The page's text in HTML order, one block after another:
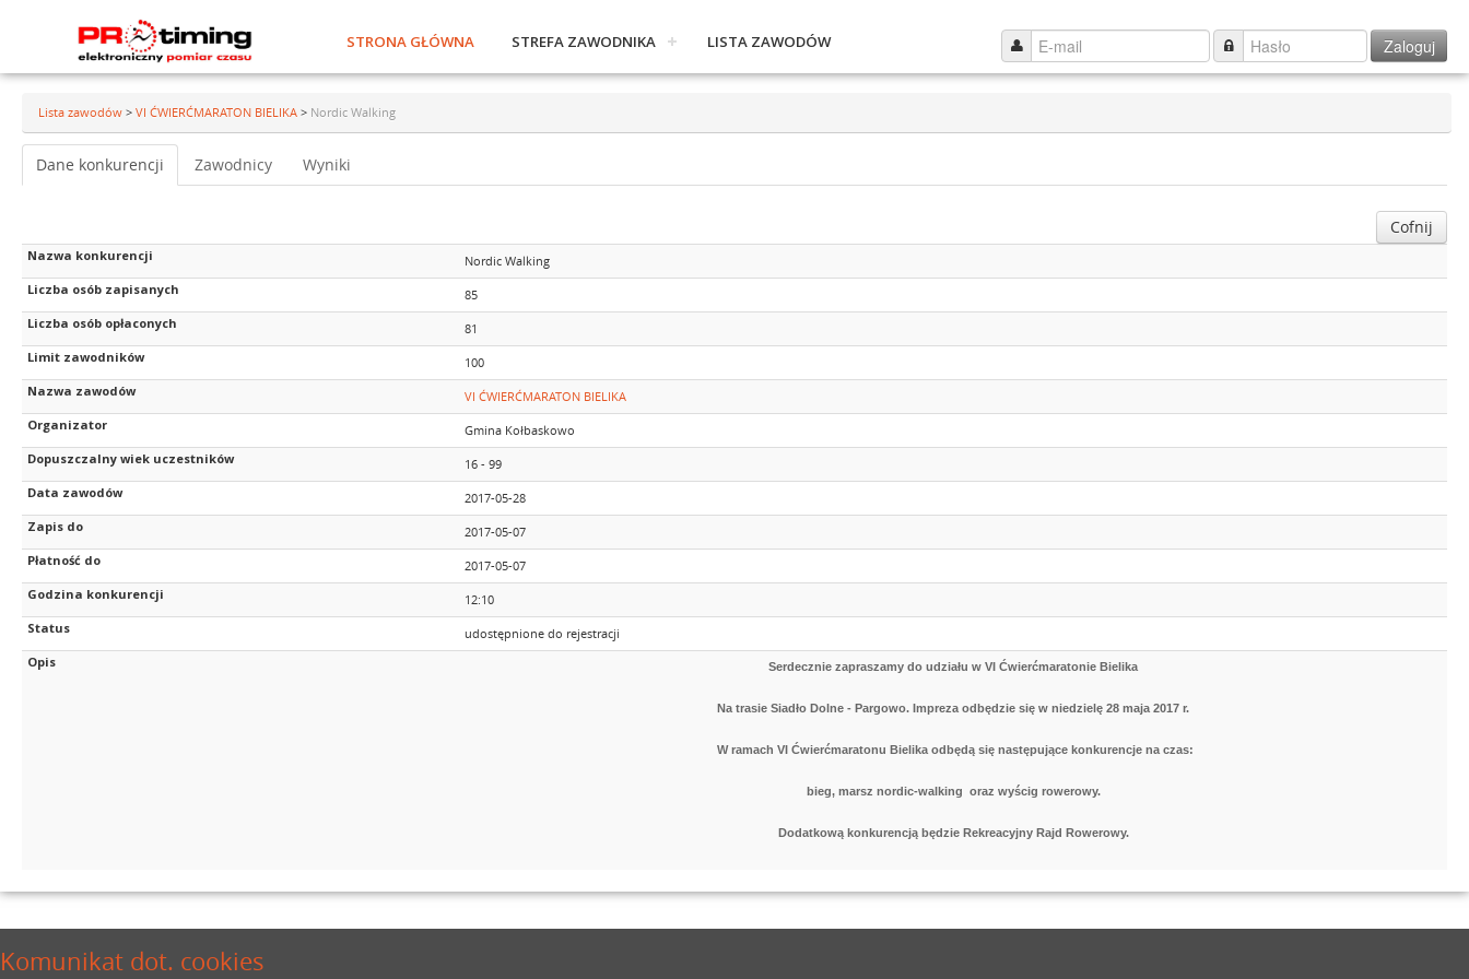
Komunikat dot. cookies
Zaloguj
STRONA GŁÓWNA STREFA ZAWODNIKA LISTA ZAWODÓW
Lista zawodów > VI ĆWIERĆMARATON BIELIKA > Nordic Walking
Dane konkurencji Zawodnicy Wyniki
Cofnij
Nazwa konkurencji
Nordic Walking
Liczba osób zapisanych
85
Liczba osób opłaconych
81
Limit zawodników
100
Nazwa zawodów
VI ĆWIERĆMARATON BIELIKA
Organizator
Gmina Kołbaskowo
Dopuszczalny wiek uczestników
16 - 99
Data zawodów
2017-05-28
Zapis do
2017-05-07
Płatność do
2017-05-07
Godzina konkurencji
12:10
Status
udostępnione do rejestracji
Opis
Serdecznie zapraszamy do udziału w VI Ćwierćmaratonie Bielika
Na trasie Siadło Dolne - Pargowo. Impreza odbędzie się w niedzielę 28 maja 2017 r.
W ramach VI Ćwierćmaratonu Bielika odbędą się następujące konkurencje na czas:
bieg, marsz nordic-walking oraz wyścig rowerowy.
Dodatkową konkurencją będzie Rekreacyjny Rajd Rowerowy.